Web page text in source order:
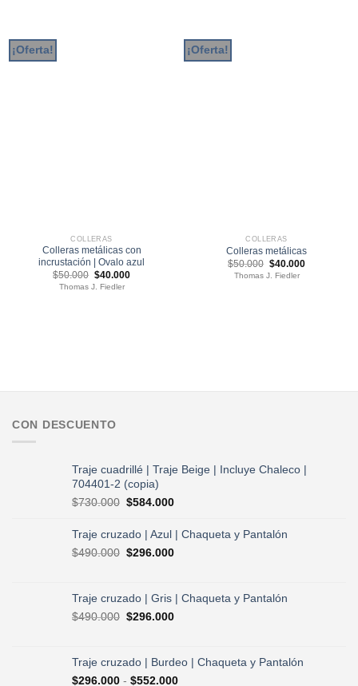
¡Oferta!
COLLERAS
Colleras metálicas con
incrustación | Ovalo azul
$50.000 El
precio
original
$40.000El
Thomas J. Fiedler
¡Oferta!
COLLERAS
Colleras metálicas
$50.000 El
precio
original
$40.000El
Thomas J. Fiedler
CON DESCUENTO
Traje cuadrillé | Traje Beige | Incluye Chaleco |
704401-2 (copia)
$730.000 El
original
era:
$730.000.
$584.000El
actual
es:
Traje cruzado | Azul | Chaqueta y Pantalón
$490.000 El
era:
$490.000.
$296.000El
es:
Traje cruzado | Gris | Chaqueta y Pantalón
$490.000 El
era:
$490.000.
$296.000El
es:
Traje cruzado | Burdeo | Chaqueta y Pantalón
$296.000 - $552.000Rango